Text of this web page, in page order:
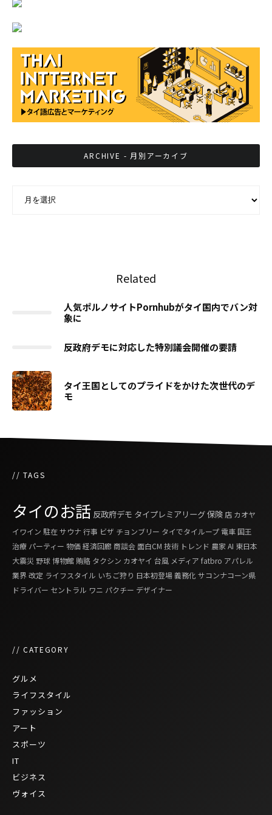
ARCHIVE - 月別アーカイブ
Related
人気ポルノサイトPornhubがタイ国内でバン対
象に
反政府デモに対応した特別議会開催の要請
タイ王国としてのプライドをかけた次世代のデ
モ
// TAGS
タイのお話 反政府デモ タイプレミアリーグ保険 店 カオヤ
イワイン 駐在サウナ行事 ビザ チョンブリー タイでタイループ 電車 国王
治療 パーティー 物価経済回廊 商談会 面白CM 技術 トレンド 農家 AI 東日本
大震災 野球博物館 賄賂 タクシン カオヤイ 台風 メディア fatbro アパレル
業界 改定 ライフスタイル いちご狩り 日本初登場義務化 サコンナコーン県
ドライバー セントラル ワニ パクチー デザイナー
// CATEGORY
グルメ
ライフスタイル
ファッション
アート
スポーツ
IT
ビジネス
ヴォイス